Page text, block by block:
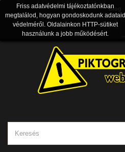
Blog
Friss adatvédelmi tájékoztatónkban
megtalálod, hogyan gondoskodunk adataid
védelméről. Oldalainkon HTTP-sütiket
használunk a jobb működésért.